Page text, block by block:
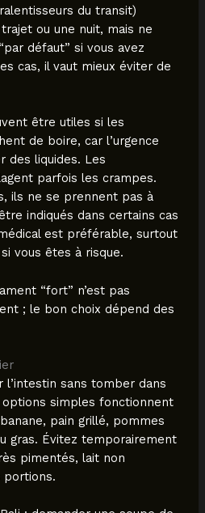
du transit)
ou une nuit, mais ne
défaut” si vous avez
cas, il vaut mieux éviter de
être utiles si les
de boire, car l’urgence
des liquides. Les
parfois les crampes.
ils ne se prennent pas à
indiqués dans certains cas
est préférable, surtout
vous êtes à risque.
“fort” n’est pas
; le bon choix dépend des
sans tomber dans
simples fonctionnent
pain grillé, pommes
gras. Évitez temporairement
pimentés, lait non
portions.